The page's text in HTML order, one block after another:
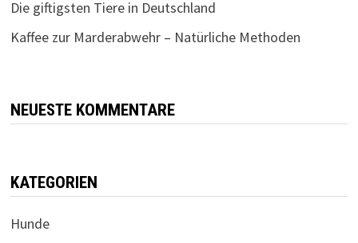
Die giftigsten Tiere in Deutschland
Kaffee zur Marderabwehr – Natürliche Methoden
NEUESTE KOMMENTARE
KATEGORIEN
Hunde